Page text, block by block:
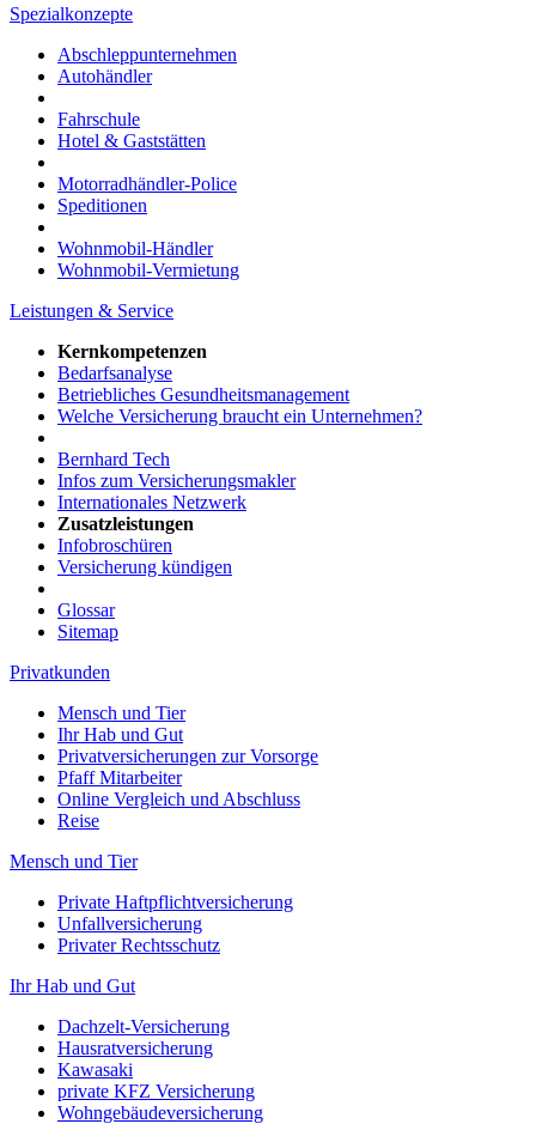
Spezialkonzepte
Abschleppunternehmen
Autohändler
Fahrschule
Hotel & Gaststätten
Motorradhändler-Police
Speditionen
Wohnmobil-Händler
Wohnmobil-Vermietung
Leistungen & Service
Kernkompetenzen
Bedarfsanalyse
Betriebliches Gesundheitsmanagement
Welche Versicherung braucht ein Unternehmen?
Bernhard Tech
Infos zum Versicherungsmakler
Internationales Netzwerk
Zusatzleistungen
Infobroschüren
Versicherung kündigen
Glossar
Sitemap
Privatkunden
Mensch und Tier
Ihr Hab und Gut
Privatversicherungen zur Vorsorge
Pfaff Mitarbeiter
Online Vergleich und Abschluss
Reise
Mensch und Tier
Private Haftpflichtversicherung
Unfallversicherung
Privater Rechtsschutz
Ihr Hab und Gut
Dachzelt-Versicherung
Hausratversicherung
Kawasaki
private KFZ Versicherung
Wohngebäudeversicherung